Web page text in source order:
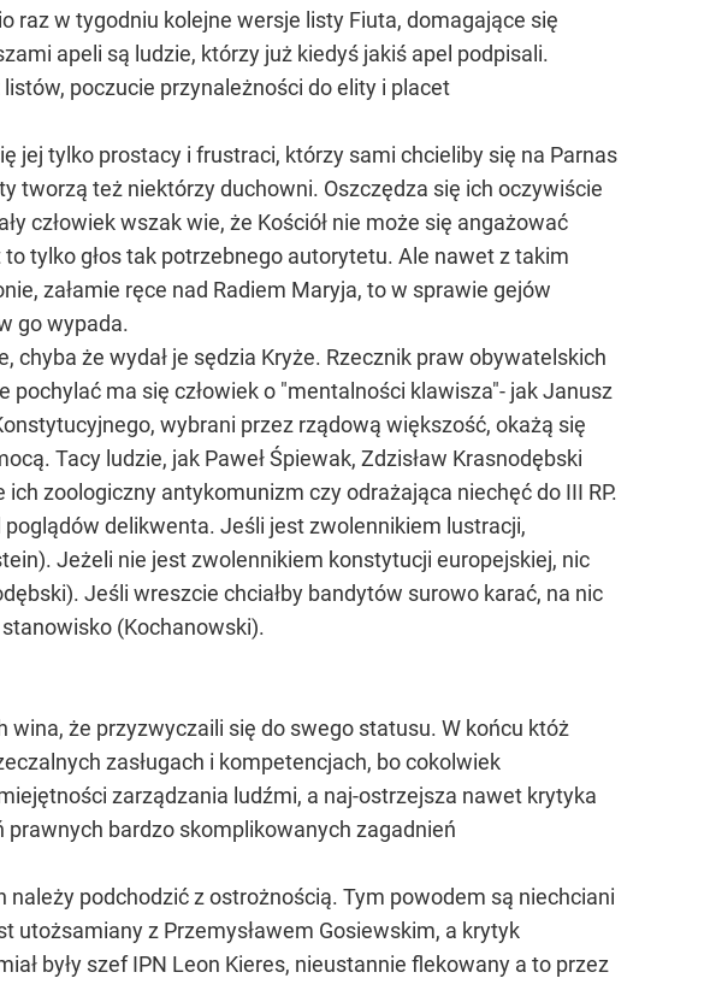
raz w tygodniu kolejne wersje listy Fiuta, domagające się
apeli są ludzie, którzy już kiedyś jakiś apel podpisali.
poczucie przynależności do elity i placet
jej tylko prostacy i frustraci, którzy sami chcieliby się na Parnas
tworzą też niektórzy duchowni. Oszczędza się ich oczywiście
człowiek wszak wie, że Kościół nie może się angażować
tylko głos tak potrzebnego autorytetu. Ale nawet z takim
załamie ręce nad Radiem Maryja, to w sprawie gejów
go wypada.
że wydał je sędzia Kryże. Rzecznik praw obywatelskich
ma się człowiek o "mentalności klawisza"- jak Janusz
wybrani przez rządową większość, okażą się
Tacy ludzie, jak Paweł Śpiewak, Zdzisław Krasnodębski
zoologiczny antykomunizm czy odrażająca niechęć do III RP.
delikwenta. Jeśli jest zwolennikiem lustracji,
Jeżeli nie jest zwolennikiem konstytucji europejskiej, nic
Jeśli wreszcie chciałby bandytów surowo karać, na nic
(Kochanowski).
że przyzwyczaili się do swego statusu. W końcu któż
zasługach i kompetencjach, bo cokolwiek
zarządzania ludźmi, a naj-ostrzejsza nawet krytyka
bardzo skomplikowanych zagadnień
podchodzić z ostrożnością. Tym powodem są niechciani
utożsamiany z Przemysławem Gosiewskim, a krytyk
były szef IPN Leon Kieres, nieustannie flekowany a to przez